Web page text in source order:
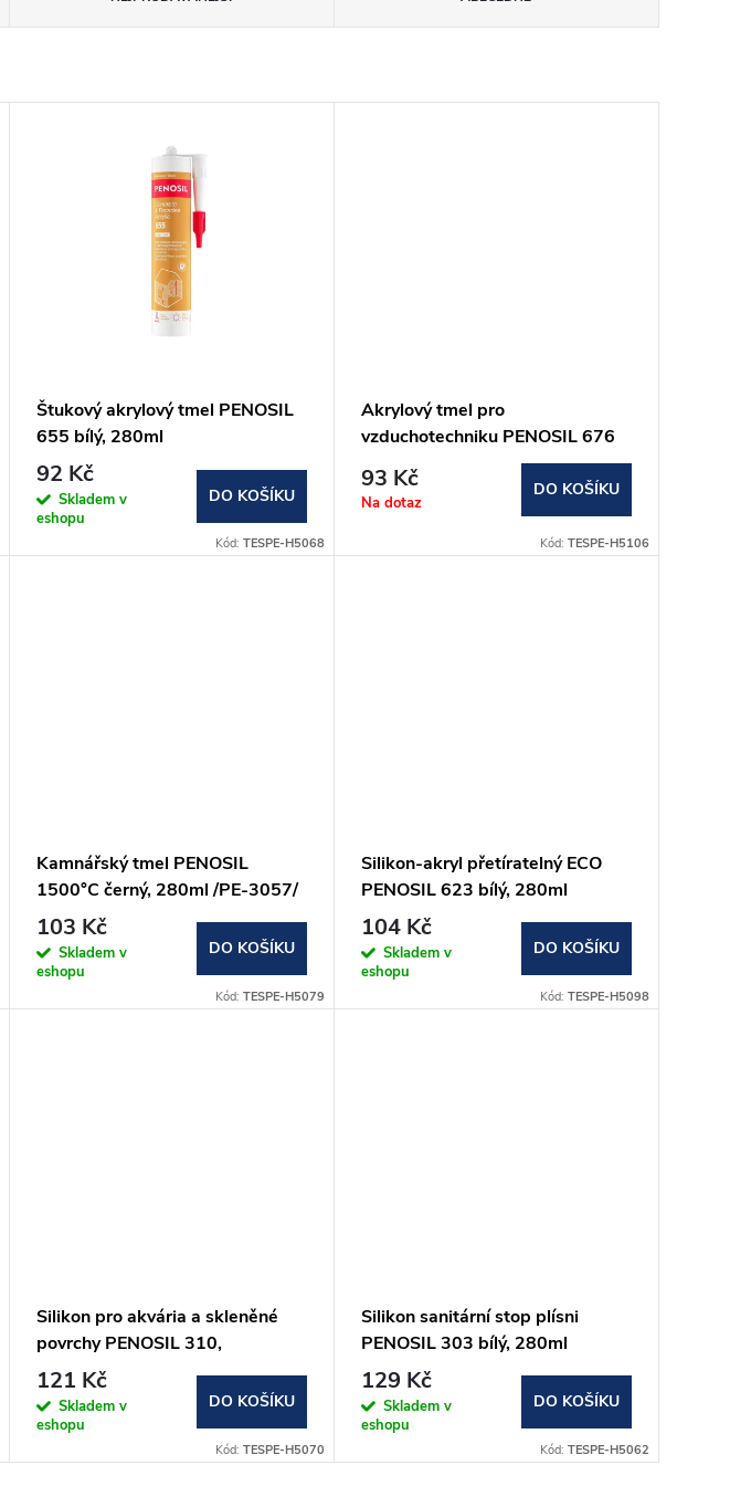
Štukový akrylový tmel PENOSIL
655 bílý, 280ml
92 Kč
Skladem v
eshopu
DO KOŠÍKU
Kód: TESPE-H5068
Akrylový tmel pro
vzduchotechniku PENOSIL 676
šedá, 280ml
93 Kč
Na dotaz
DO KOŠÍKU
Kód: TESPE-H5106
Kamnářský tmel PENOSIL
1500°C černý, 280ml /PE-3057/
103 Kč
Skladem v
eshopu
DO KOŠÍKU
Kód: TESPE-H5079
Silikon-akryl přetíratelný ECO
PENOSIL 623 bílý, 280ml
104 Kč
Skladem v
eshopu
DO KOŠÍKU
Kód: TESPE-H5098
Silikon pro akvária a skleněné
povrchy PENOSIL 310,
transparentní, 280ml
121 Kč
Skladem v
eshopu
DO KOŠÍKU
Kód: TESPE-H5070
Silikon sanitární stop plísni
PENOSIL 303 bílý, 280ml
129 Kč
Skladem v
eshopu
DO KOŠÍKU
Kód: TESPE-H5062